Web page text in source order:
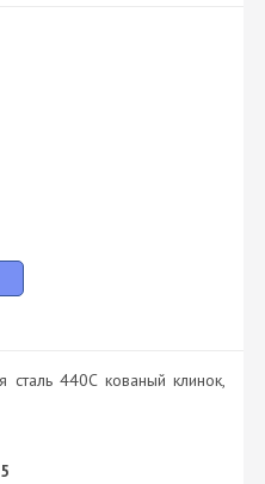
440C кованый клинок,